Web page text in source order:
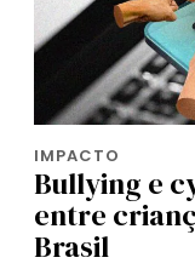
IMPACTO
Bullying e
entre
Brasil